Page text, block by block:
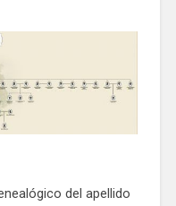
del apellido